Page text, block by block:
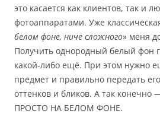
это касается как клиентов, так и
фотоаппаратами. Уже
белом фоне, ниче сложного» меня
Получить однородный белый фон
какой-либо ещё. При этом нужно
предмет и правильно передать
оттенков и бликов. А так конечно
ПРОСТО НА БЕЛОМ ФОНЕ.